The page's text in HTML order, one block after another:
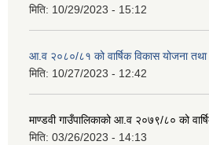
मिति: 10/29/2023 - 15:12
आ.व २०८०/८१ को वार्षिक विकास योजना तथा
मिति: 10/27/2023 - 12:42
माण्डवी गाउँपालिकाको आ.व २०७९/८० को
मिति: 03/26/2023 - 14:13